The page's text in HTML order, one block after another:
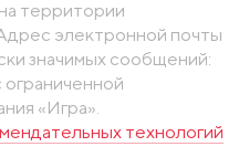
территории
электронной почты
значимых сообщений:
«Игра».
технологий